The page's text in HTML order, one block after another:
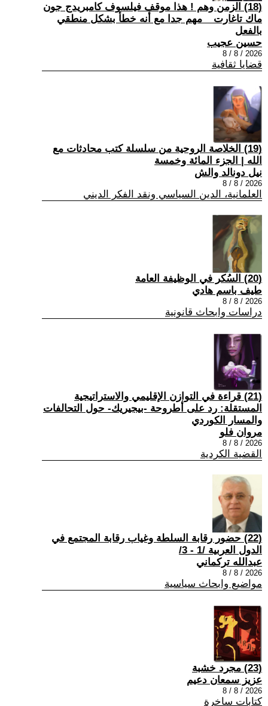
(18) الزمن وهم ! هذا موقف فيلسوف كامبريدج جون
ماك تاغارت _ مهم جدا مع أنه خطأ بشكل منطقي
بالفعل
حسين عجيب
2026 / 8 / 8
قضايا ثقافية
(19) الخلاصة الروحية من سلسلة كتب محادثات مع
الله | الجزء المائة وخمسة
نيل دونالد والش
2026 / 8 / 8
العلمانية، الدين السياسي ونقد الفكر الديني
(20) السُكر في الوظيفة العامة
طيف باسم هادي
2026 / 8 / 8
دراسات وابحاث قانونية
(21) قراءة في التوازن الإقليمي والاستراتيجية
المستقلة: رد على أطروحة -بيجيريك- حول التحالفات
والمسار الكوردي
مروان فلو
2026 / 8 / 8
القضية الكردية
(22) حضور رقابة السلطة وغياب رقابة المجتمع في
الدول العربية /1 - 3/
عبدالله تركماني
2026 / 8 / 8
مواضيع وابحاث سياسية
(23) مجرد خشبة
عزيز سمعان دعيم
2026 / 8 / 8
كتابات ساخرة